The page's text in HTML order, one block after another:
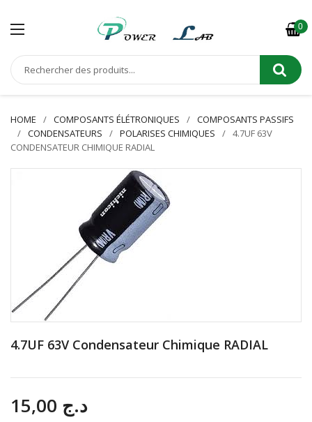
0
HOME COMPOSANTS ÉLÉTRONIQUES
COMPOSANTS PASSIFS
CONDENSATEURS
POLARISES CHIMIQUES
4.7UF 63V
CONDENSATEUR CHIMIQUE RADIAL
4.7UF 63V Condensateur Chimique RADIAL
د.ج